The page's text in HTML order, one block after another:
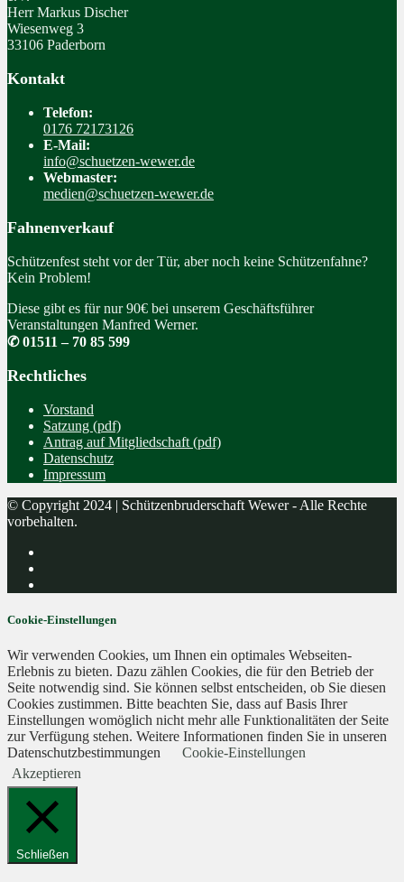
Herr Markus Discher
Wiesenweg 3
33106 Paderborn
Kontakt
Telefon:
0176 72173126
E-Mail:
info@schuetzen-wewer.de
Webmaster:
medien@schuetzen-wewer.de
Fahnenverkauf
Schützenfest steht vor der Tür, aber noch keine Schützenfahne?
Kein Problem!
Diese gibt es für nur 90€ bei unserem Geschäftsführer
Veranstaltungen Manfred Werner.
✆ 01511 – 70 85 599
Rechtliches
Vorstand
Satzung (pdf)
Antrag auf Mitgliedschaft (pdf)
Datenschutz
Impressum
© Copyright 2024 | Schützenbruderschaft Wewer - Alle Rechte
vorbehalten.
Cookie-Einstellungen
Wir verwenden Cookies, um Ihnen ein optimales Webseiten-
Erlebnis zu bieten. Dazu zählen Cookies, die für den Betrieb der
Seite notwendig sind. Sie können selbst entscheiden, ob Sie diesen
Cookies zustimmen. Bitte beachten Sie, dass auf Basis Ihrer
Einstellungen womöglich nicht mehr alle Funktionalitäten der Seite
zur Verfügung stehen. Weitere Informationen finden Sie in unseren
Datenschutzbestimmungen
Cookie-Einstellungen
Akzeptieren
Schließen